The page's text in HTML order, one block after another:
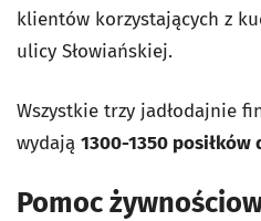
klientów korzystających z
ulicy Słowiańskiej.
Wszystkie trzy jadłodajnie
wydają 1300-1350 posiłków
Pomoc